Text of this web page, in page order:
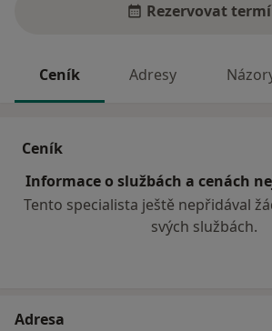
Rezervovat
Ceník Adresy
Ceník
Informace o službách a cenách
Tento specialista ještě nepřidával
svých službách.
Adresa